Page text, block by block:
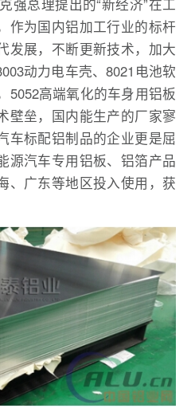
作为国内铝加工行业的标杆
发展，不断更新技术，加大
动力电车壳、8021电池软
5052高端氧化的车身用铝板
壁垒，国内能生产的厂家寥
车标配铝制品的企业更是屈
源汽车专用铝板、铝箔产品
、广东等地区投入使用，获